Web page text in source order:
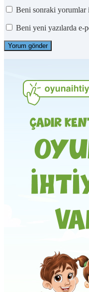
Beni sonraki yorumlar
Beni yeni yazılarda e-